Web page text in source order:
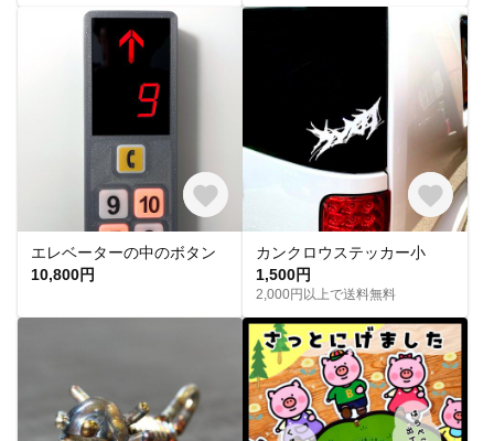
エレベーターの中のボタン
10,800円
カンクロウステッカー小
1,500円
2,000円以上で送料無料